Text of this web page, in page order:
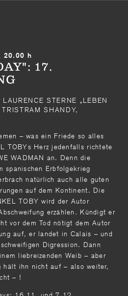
20.00 h
17.
STERNE „LEBEN
SHANDY,
– was ein Friede so alles
TOBYs Herz jedenfalls richtete
WADMAN an. Denn die
spanischen Erbfolgekrieg
natürlich auch alle guten
auf dem Kontinent. Die
TOBY wird der Autor
erzählen. Kündigt er
vor dem Tod nötigt dem Autor
auf, er landet in Calais – und
Digression. Dann
liebreizenden Weib – aber
hält ihn nicht auf – also weiter,
– !